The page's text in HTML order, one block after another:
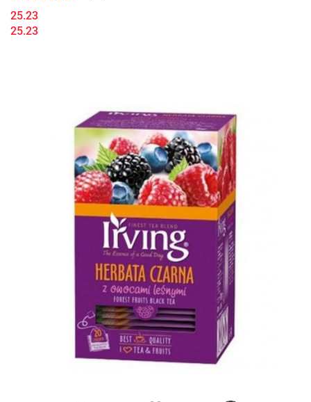
25.23
25.23